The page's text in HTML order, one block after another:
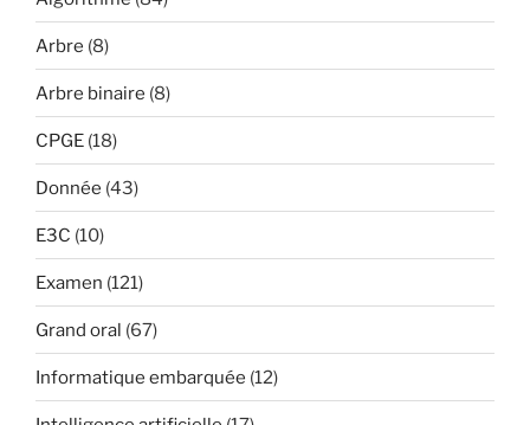
Arbre (8)
Arbre binaire (8)
CPGE (18)
Donnée (43)
E3C (10)
Examen (121)
Grand oral (67)
Informatique embarquée (12)